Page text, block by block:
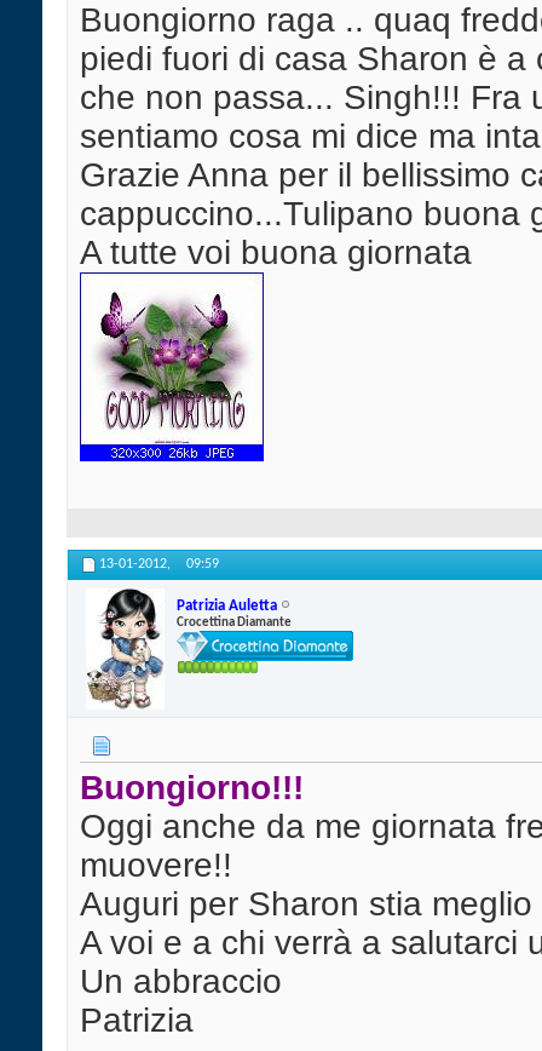
Buongiorno raga .. quaq
piedi fuori di casa Sharon è
che non passa... Singh!!! Fra
sentiamo cosa mi dice ma
Grazie Anna per il bellissimo
cappuccino...Tulipano buona
A tutte voi buona giornata
13-01-2012, 09:59
Patrizia Auletta
Crocettina Diamante
Buongiorno!!!
Oggi anche da me giornata
muovere!!
Auguri per Sharon stia
A voi e a chi verrà a salutarci
Un abbraccio
Patrizia